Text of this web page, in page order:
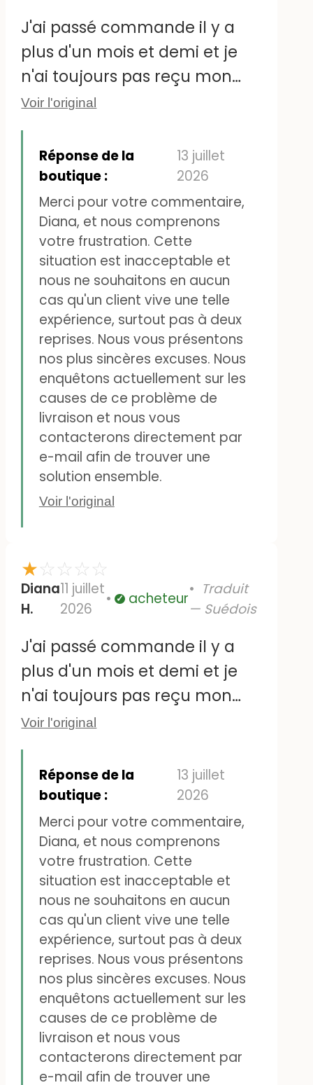
J'ai passé commande il y a
plus d'un mois et demi et je
n'ai toujours pas reçu mon
colis. Il est bloqué chez UPS et
scanné sans cesse depuis
plus d'un mois, mais il n'est
toujours pas livré. Personne ne
sait pourquoi.
J'ai passé une commande il y
a trois mois et le même
problème s'est reproduit. La
commande a dû être
retournée sans que je reçoive
les articles. Cela se produit
uniquement lorsque je
commande chez Lappeliten
et qu'ils utilisent UPS. Sinon, je
reçois toujours mes colis de
toutes les autres entreprises.
Je ne recommande pas
Voir l'original
Réponse de la
boutique :
13 juillet
2026
Merci pour votre commentaire,
Diana, et nous comprenons
votre frustration. Cette
situation est inacceptable et
nous ne souhaitons en aucun
cas qu'un client vive une telle
expérience, surtout pas à deux
reprises. Nous vous présentons
nos plus sincères excuses. Nous
enquêtons actuellement sur les
causes de ce problème de
livraison et nous vous
contacterons directement par
e-mail afin de trouver une
solution ensemble.
Voir l'original
★☆☆☆☆
Diana
H.
11 juillet
2026
Vérifié
acheteur
Traduit
— Suédois
J'ai passé commande il y a
plus d'un mois et demi et je
n'ai toujours pas reçu mon
colis. Il est bloqué chez UPS et
scanné sans cesse depuis
plus d'un mois, mais il n'est
toujours pas livré. Personne ne
sait pourquoi.
J'ai passé une commande il y
a trois mois et le même
problème s'est reproduit. La
commande a dû être
retournée sans que je reçoive
les articles. Cela se produit
uniquement lorsque je
commande chez Lappeliten
et qu'ils utilisent UPS. Sinon, je
reçois toujours mes colis de
Voir l'original
Réponse de la
boutique :
13 juillet
2026
Merci pour votre commentaire,
Diana, et nous comprenons
votre frustration. Cette
situation est inacceptable et
nous ne souhaitons en aucun
cas qu'un client vive une telle
expérience, surtout pas à deux
reprises. Nous vous présentons
nos plus sincères excuses. Nous
enquêtons actuellement sur les
causes de ce problème de
livraison et nous vous
contacterons directement par
e-mail afin de trouver une